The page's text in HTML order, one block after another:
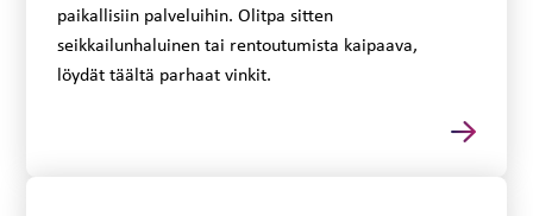
paikallisiin palveluihin. Olitpa sitten
seikkailunhaluinen tai rentoutumista kaipaava,
löydät täältä parhaat vinkit.